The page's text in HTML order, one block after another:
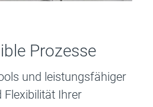
Prozesse
und leistungsfähiger
Flexibilität Ihrer